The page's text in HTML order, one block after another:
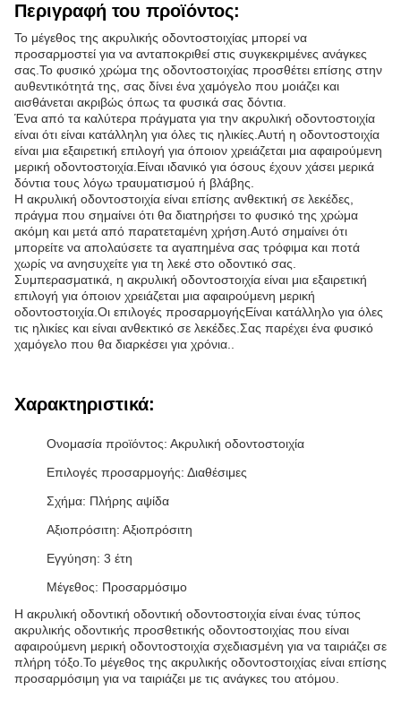
Περιγραφή του προϊόντος:
Το μέγεθος της ακρυλικής οδοντοστοιχίας μπορεί να
προσαρμοστεί για να ανταποκριθεί στις συγκεκριμένες ανάγκες
σας.Το φυσικό χρώμα της οδοντοστοιχίας προσθέτει επίσης στην
αυθεντικότητά της, σας δίνει ένα χαμόγελο που μοιάζει και
αισθάνεται ακριβώς όπως τα φυσικά σας δόντια.
Ένα από τα καλύτερα πράγματα για την ακρυλική οδοντοστοιχία
είναι ότι είναι κατάλληλη για όλες τις ηλικίες.Αυτή η οδοντοστοιχία
είναι μια εξαιρετική επιλογή για όποιον χρειάζεται μια αφαιρούμενη
μερική οδοντοστοιχία.Είναι ιδανικό για όσους έχουν χάσει μερικά
δόντια τους λόγω τραυματισμού ή βλάβης.
Η ακρυλική οδοντοστοιχία είναι επίσης ανθεκτική σε λεκέδες,
πράγμα που σημαίνει ότι θα διατηρήσει το φυσικό της χρώμα
ακόμη και μετά από παρατεταμένη χρήση.Αυτό σημαίνει ότι
μπορείτε να απολαύσετε τα αγαπημένα σας τρόφιμα και ποτά
χωρίς να ανησυχείτε για τη λεκέ στο οδοντικό σας.
Συμπερασματικά, η ακρυλική οδοντοστοιχία είναι μια εξαιρετική
επιλογή για όποιον χρειάζεται μια αφαιρούμενη μερική
οδοντοστοιχία.Οι επιλογές προσαρμογήςΕίναι κατάλληλο για όλες
τις ηλικίες και είναι ανθεκτικό σε λεκέδες.Σας παρέχει ένα φυσικό
χαμόγελο που θα διαρκέσει για χρόνια..
Χαρακτηριστικά:
Ονομασία προϊόντος: Ακρυλική οδοντοστοιχία
Επιλογές προσαρμογής: Διαθέσιμες
Σχήμα: Πλήρης αψίδα
Αξιοπρόσιτη: Αξιοπρόσιτη
Εγγύηση: 3 έτη
Μέγεθος: Προσαρμόσιμο
Η ακρυλική οδοντική οδοντική οδοντοστοιχία είναι ένας τύπος
ακρυλικής οδοντικής προσθετικής οδοντοστοιχίας που είναι
αφαιρούμενη μερική οδοντοστοιχία σχεδιασμένη για να ταιριάζει σε
πλήρη τόξο.Το μέγεθος της ακρυλικής οδοντοστοιχίας είναι επίσης
προσαρμόσιμη για να ταιριάζει με τις ανάγκες του ατόμου.